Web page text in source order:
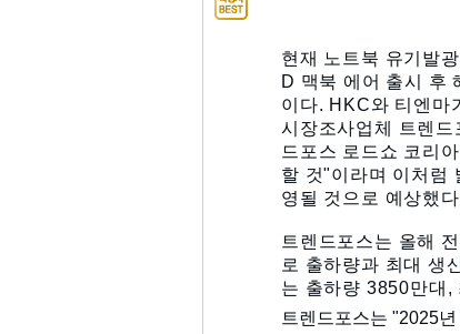
현재 노트북 유기발
D 맥북 에어 출시 후
이다. HKC와 티엔마
시장조사업체 트렌
드포스 로드쇼 코리
할 것"이라며 이처럼
영될 것으로 예상했
트렌드포스는 올해
로 출하량과 최대 생
는 출하량 3850만대,
트렌드포스는 "2025